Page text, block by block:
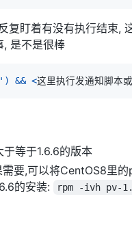
复盯着有没有执行结束,
, 是不是很棒
) && <这里执行发通知脚本
于等于1.6.6的版本
要,可以将CentOS8里
的安装:
rpm -ivh pv-